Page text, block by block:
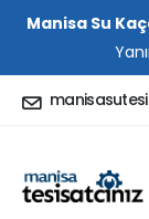
Manisa Su